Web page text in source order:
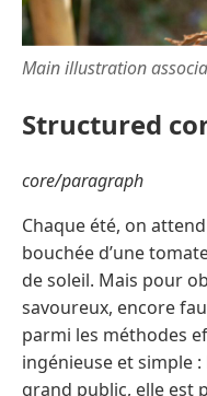
Main illustration
Structured
core/paragraph
Chaque été, on
bouchée d’une
de soleil. Mais pour
savoureux, encore
parmi les méthodes
ingénieuse et simple :
grand public, elle est